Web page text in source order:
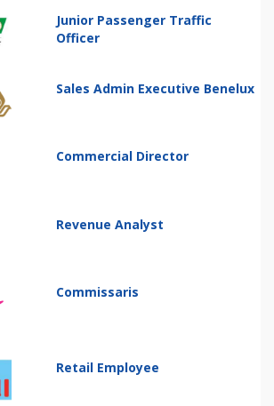
Junior Passenger Traffic
Officer
Sales Admin Executive Benelux
Commercial Director
Revenue Analyst
Commissaris
Retail Employee